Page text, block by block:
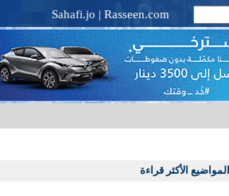
Sahafi.jo | Rasseen.com
المواضيع الأكثر قراءة